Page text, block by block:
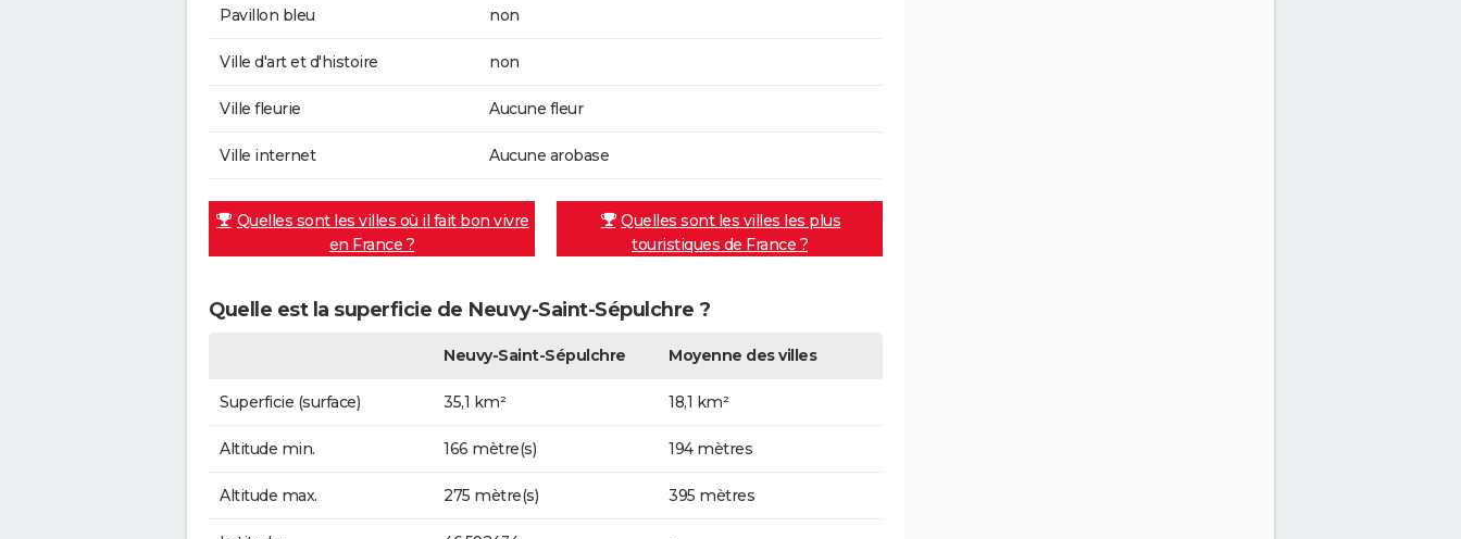
Pavillon bleu non
Ville d'art et d'histoire non
Ville fleurie Aucune fleur
Ville internet Aucune arobase
Quelles sont les villes où il fait bon vivre
en France ?
Quelles sont les villes les plus
touristiques de France ?
Quelle est la superficie de Neuvy-Saint-Sépulchre ?
Neuvy-Saint-Sépulchre Moyenne des villes
Superficie (surface) 35,1 km² 18,1 km²
Altitude min. 166 mètre(s) 194 mètres
Altitude max. 275 mètre(s) 395 mètres